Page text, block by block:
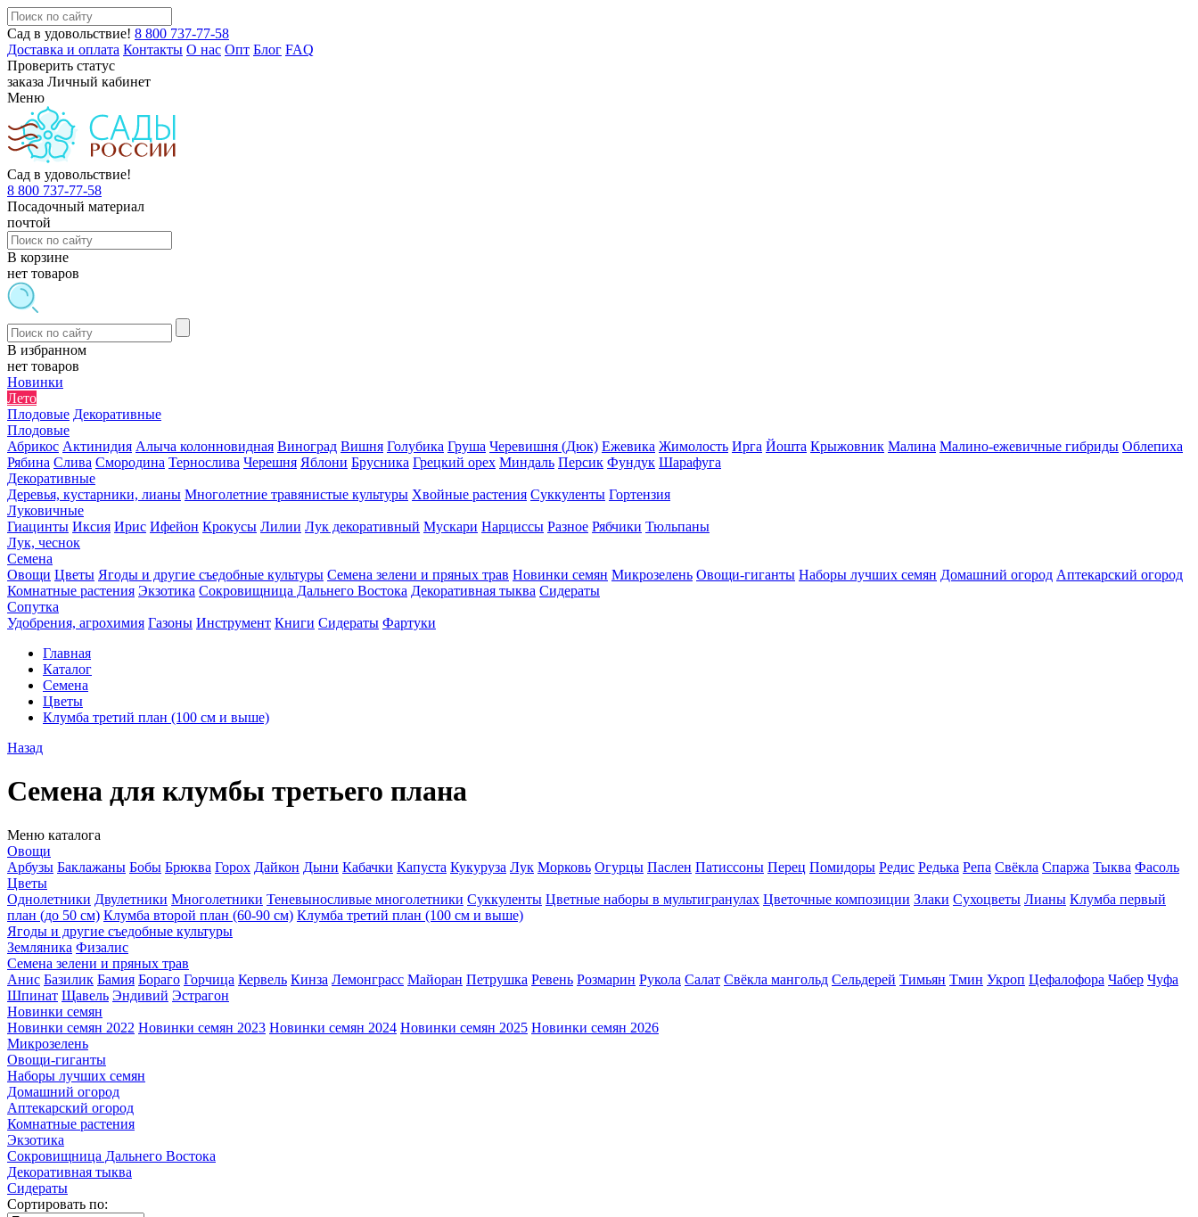
Сад в удовольствие! 8 800 737-77-58
Доставка и оплата Контакты О нас Опт Блог FAQ
Проверить статус
заказа Личный кабинет
Меню
Сад в удовольствие!
8 800 737-77-58
Посадочный материал
почтой
В корзине
нет товаров
В избранном
нет товаров
Новинки
Лето
Плодовые Декоративные
Плодовые
Абрикос Актинидия Алыча колонновидная Виноград Вишня Голубика Груша Черевишня (Дюк) Ежевика Жимолость Ирга Йошта Крыжовник Малина Малино-ежевичные гибриды Облепиха
Рябина Слива Смородина Тернослива Черешня Яблони Брусника Грецкий орех Миндаль Персик Фундук Шарафуга
Декоративные
Деревья, кустарники, лианы Многолетние травянистые культуры Хвойные растения Суккуленты Гортензия
Луковичные
Гиацинты Иксия Ирис Ифейон Крокусы Лилии Лук декоративный Мускари Нарциссы Разное Рябчики Тюльпаны
Лук, чеснок
Семена
Овощи Цветы Ягоды и другие съедобные культуры Семена зелени и пряных трав Новинки семян Микрозелень Овощи-гиганты Наборы лучших семян Домашний огород Аптекарский огород
Комнатные растения Экзотика Сокровищница Дальнего Востока Декоративная тыква Сидераты
Сопутка
Удобрения, агрохимия Газоны Инструмент Книги Сидераты Фартуки
Главная
Каталог
Семена
Цветы
Клумба третий план (100 см и выше)
Назад
Семена для клумбы третьего плана
Меню каталога
Овощи
Арбузы Баклажаны Бобы Брюква Горох Дайкон Дыни Кабачки Капуста Кукуруза Лук Морковь Огурцы Паслен Патиссоны Перец Помидоры Редис Редька Репа Свёкла Спаржа Тыква Фасоль
Цветы
Однолетники Двулетники Многолетники Теневыносливые многолетники Суккуленты Цветные наборы в мультигранулах Цветочные композиции Злаки Сухоцветы Лианы Клумба первый
план (до 50 см) Клумба второй план (60-90 см) Клумба третий план (100 см и выше)
Ягоды и другие съедобные культуры
Земляника Физалис
Семена зелени и пряных трав
Анис Базилик Бамия Бораго Горчица Кервель Кинза Лемонграсс Майоран Петрушка Ревень Розмарин Рукола Салат Свёкла мангольд Сельдерей Тимьян Тмин Укроп Цефалофора Чабер Чуфа
Шпинат Щавель Эндивий Эстрагон
Новинки семян
Новинки семян 2022 Новинки семян 2023 Новинки семян 2024 Новинки семян 2025 Новинки семян 2026
Микрозелень
Овощи-гиганты
Наборы лучших семян
Домашний огород
Аптекарский огород
Комнатные растения
Экзотика
Сокровищница Дальнего Востока
Декоративная тыква
Сидераты
Сортировать по: